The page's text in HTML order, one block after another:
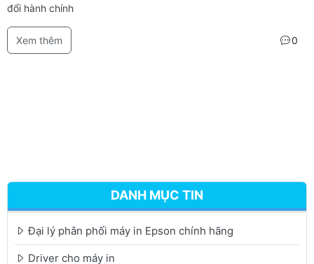
đổi hành chính
Xem thêm 0
DANH MỤC TIN
Đại lý phân phối máy in Epson chính hãng
Driver cho máy in